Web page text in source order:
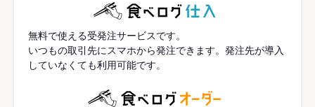
無料で使える受発注サービスです。
いつもの取引先にスマホから発注できます。発注先が導入
していなくても利用可能です。